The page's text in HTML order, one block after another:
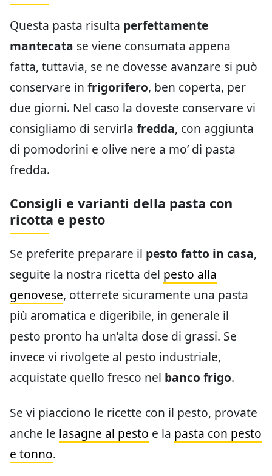
Questa pasta risulta perfettamente
mantecata se viene consumata appena
fatta, tuttavia, se ne dovesse avanzare si può
conservare in frigorifero, ben coperta, per
due giorni. Nel caso la doveste conservare vi
consigliamo di servirla fredda, con aggiunta
di pomodorini e olive nere a mo’ di pasta
fredda.
Consigli e varianti della pasta con
ricotta e pesto
Se preferite preparare il pesto fatto in casa,
seguite la nostra ricetta del pesto alla
genovese, otterrete sicuramente una pasta
più aromatica e digeribile, in generale il
pesto pronto ha un’alta dose di grassi. Se
invece vi rivolgete al pesto industriale,
acquistate quello fresco nel banco frigo.
Se vi piacciono le ricette con il pesto, provate
anche le lasagne al pesto e la pasta con pesto
e tonno.